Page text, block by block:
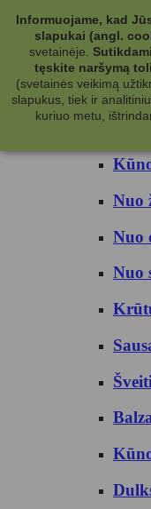
Kategorijos
Kosmetika
Kūno
Nuo
Nuo
Nuo
Informuojame, kad
slapukai (angl.
svetainėje.
tęskite naršymą
(svetainės veikimą
slapukus, tiek ir
kuriuo metu,